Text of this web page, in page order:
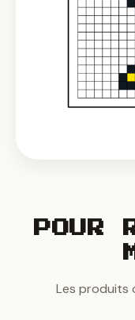
POUR
Les produits